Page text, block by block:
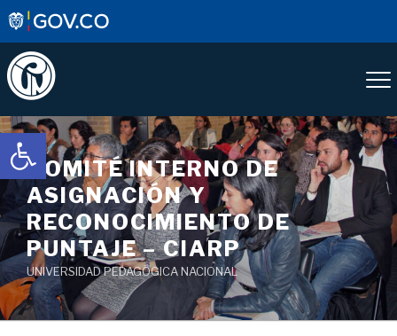
Abrir barra de herramientas
Saltar
contenido
COMITÉ INTERNO DE
ASIGNACIÓN Y
RECONOCIMIENTO DE
PUNTAJE – CIARP
UNIVERSIDAD PEDAGÓGICA NACIONAL